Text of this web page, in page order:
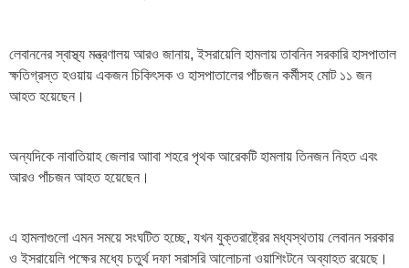
লেবাননের স্বাস্থ্য মন্ত্রণালয় আরও জানায়, ইসরায়েলি হামলায় তাবনিন সরকারি হাসপাতাল
ক্ষতিগ্রস্ত হওয়ায় একজন চিকিৎসক ও হাসপাতালের পাঁচজন কর্মীসহ মোট ১১ জন
আহত হয়েছেন।
অন্যদিকে নাবাতিয়াহ জেলার আাবা শহরে পৃথক আরেকটি হামলায় তিনজন নিহত এবং
আরও পাঁচজন আহত হয়েছেন।
এ হামলাগুলো এমন সময়ে সংঘটিত হচ্ছে, যখন যুক্তরাষ্ট্রের মধ্যস্থতায় লেবানন সরকার
ও ইসরায়েলি পক্ষের মধ্যে চতুর্থ দফা সরাসরি আলোচনা ওয়াশিংটনে অব্যাহত রয়েছে।